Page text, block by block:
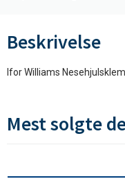
Beskrivelse
Ifor Williams
Mest solgte